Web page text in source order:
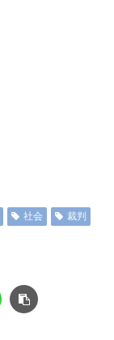
社会
裁判